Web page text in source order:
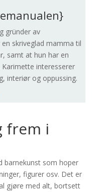
gründer av
skriveglad mamma til
samt at hun har en
interesserer
interiør og oppussing.
frem i
barnekunst som hoper
figurer osv. Det er
gjøre med alt, bortsett